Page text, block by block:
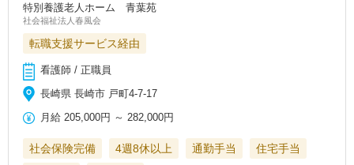
特別養護老人ホーム 青葉苑
社会福祉法人春風会
転職支援サービス経由
看護師 / 正職員
長崎県 長崎市 戸町4-7-17
月給 205,000円 ～ 282,000円
社会保険完備 4週8休以上 通勤手当
住宅手当